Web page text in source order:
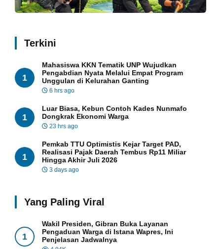
Terkini
1
Mahasiswa KKN Tematik UNP Wujudkan
Pengabdian Nyata Melalui Empat Program
Unggulan di Kelurahan Ganting
6 hrs ago
1
Luar Biasa, Kebun Contoh Kades Nunmafo
Dongkrak Ekonomi Warga
23 hrs ago
1
Pemkab TTU Optimistis Kejar Target PAD,
Realisasi Pajak Daerah Tembus Rp11 Miliar
Hingga Akhir Juli 2026
3 days ago
Yang Paling Viral
1
Wakil Presiden, Gibran Buka Layanan
Pengaduan Warga di Istana Wapres, Ini
Penjelasan Jadwalnya